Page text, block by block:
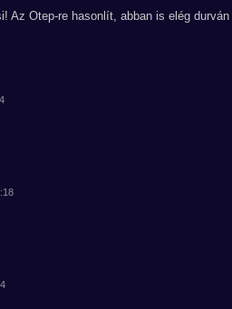
Az Otep-re hasonlít, abban is elég